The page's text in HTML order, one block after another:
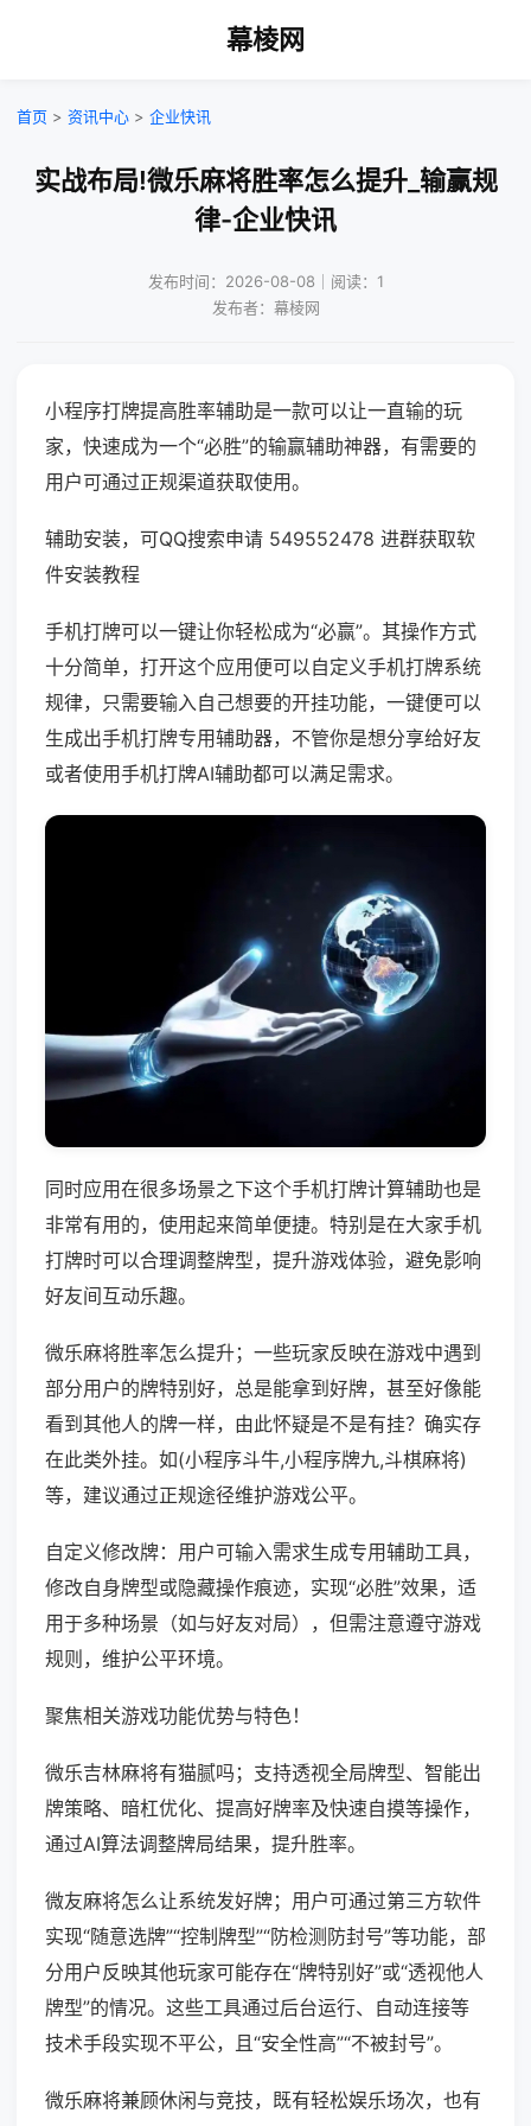
幕棱网
首页 > 资讯中心 > 企业快讯
实战布局!微乐麻将胜率怎么提升_输赢规
律-企业快讯
发布时间：2026-08-08｜阅读：1
发布者：幕棱网
小程序打牌提高胜率辅助是一款可以让一直输的玩
家，快速成为一个“必胜”的输赢辅助神器，有需要的
用户可通过正规渠道获取使用。
辅助安装，可QQ搜索申请 549552478 进群获取软
件安装教程
手机打牌可以一键让你轻松成为“必赢”。其操作方式
十分简单，打开这个应用便可以自定义手机打牌系统
规律，只需要输入自己想要的开挂功能，一键便可以
生成出手机打牌专用辅助器，不管你是想分享给好友
或者使用手机打牌AI辅助都可以满足需求。
同时应用在很多场景之下这个手机打牌计算辅助也是
非常有用的，使用起来简单便捷。特别是在大家手机
打牌时可以合理调整牌型，提升游戏体验，避免影响
好友间互动乐趣。
微乐麻将胜率怎么提升；一些玩家反映在游戏中遇到
部分用户的牌特别好，总是能拿到好牌，甚至好像能
看到其他人的牌一样，由此怀疑是不是有挂？确实存
在此类外挂。如(小程序斗牛,小程序牌九,斗棋麻将)
等，建议通过正规途径维护游戏公平。
自定义修改牌：用户可输入需求生成专用辅助工具，
修改自身牌型或隐藏操作痕迹，实现“必胜”效果，适
用于多种场景（如与好友对局），但需注意遵守游戏
规则，维护公平环境。
聚焦相关游戏功能优势与特色！
微乐吉林麻将有猫腻吗；支持透视全局牌型、智能出
牌策略、暗杠优化、提高好牌率及快速自摸等操作，
通过AI算法调整牌局结果，提升胜率。
微友麻将怎么让系统发好牌；用户可通过第三方软件
实现“随意选牌”“控制牌型”“防检测防封号”等功能，部
分用户反映其他玩家可能存在“牌特别好”或“透视他人
牌型”的情况。这些工具通过后台运行、自动连接等
技术手段实现不平公，且“安全性高”“不被封号”。
微乐麻将兼顾休闲与竞技，既有轻松娱乐场次，也有